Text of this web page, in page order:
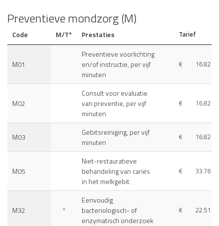
Preventieve mondzorg (M)
Code M/T* Prestaties Tarief
M01
Preventieve voorlichting
en/of instructie, per vijf
minuten
€ 16.82
M02
Consult voor evaluatie
van preventie, per vijf
minuten
€ 16.82
M03
Gebitsreiniging, per vijf
minuten
€ 16.82
M05
Niet-restauratieve
behandeling van cariës
in het melkgebit
€ 33.76
M32 *
Eenvoudig
bacteriologisch- of
enzymatisch onderzoek
€ 22.51